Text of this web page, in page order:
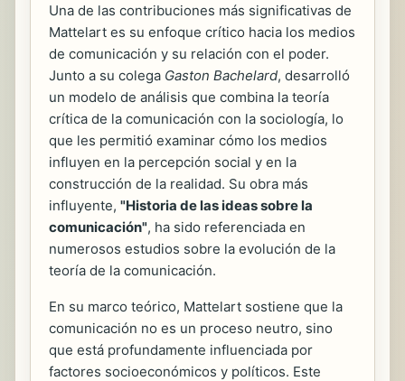
Una de las contribuciones más significativas de
Mattelart es su enfoque crítico hacia los medios
de comunicación y su relación con el poder.
Junto a su colega Gaston Bachelard, desarrolló
un modelo de análisis que combina la teoría
crítica de la comunicación con la sociología, lo
que les permitió examinar cómo los medios
influyen en la percepción social y en la
construcción de la realidad. Su obra más
influyente, "Historia de las ideas sobre la
comunicación", ha sido referenciada en
numerosos estudios sobre la evolución de la
teoría de la comunicación.
En su marco teórico, Mattelart sostiene que la
comunicación no es un proceso neutro, sino
que está profundamente influenciada por
factores socioeconómicos y políticos. Este